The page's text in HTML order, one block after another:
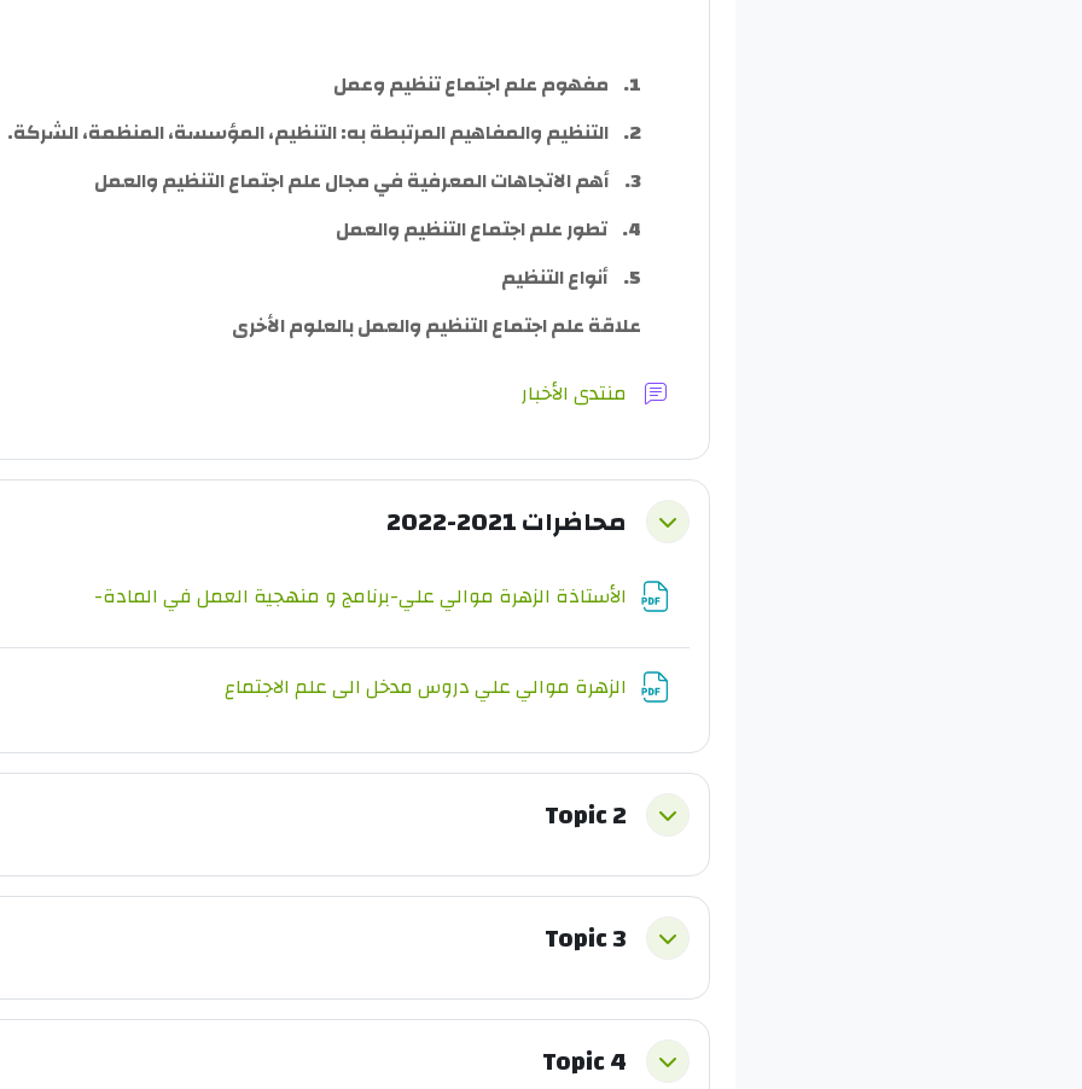
1.
مفهوم علم اجتماع تنظيم وعمل
2. التنظيم والمفاهيم المرتبطة به: التنظيم، المؤسسة، المنظمة، الشركة.
3. أهم الاتجاهات المعرفية في مجال علم اجتماع التنظيم والعمل
4. تطور علم اجتماع التنظيم والعمل
5. أنواع التنظيم
علاقة علم اجتماع التنظيم والعمل بالعلوم الأخرى
منتدى الأخبار
طي محاضرات 2021-2022
الأستاذة الزهرة موالي علي-برنامج و منهجية العمل في المادة-
الزهرة موالي علي دروس مدخل الى علم الاجتماع
طي Topic 2
طي Topic 3
طي Topic 4